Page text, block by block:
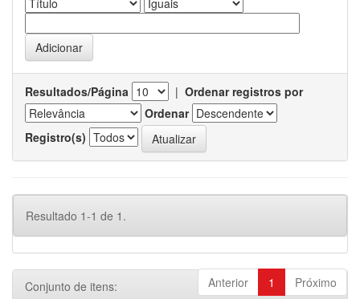
Resultados/Página | Ordenar registros por
Ordenar
Registro(s)
Resultado 1-1 de 1.
Anterior 1 Próximo
Conjunto de itens: